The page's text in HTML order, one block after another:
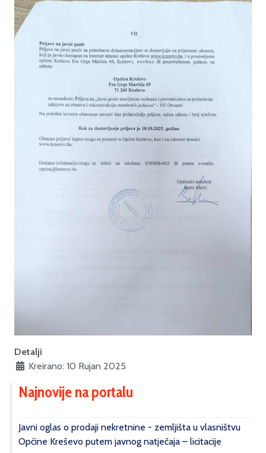
Detalji
Kreirano: 10 Rujan 2025
Najnovije na portalu
Javni oglas o prodaji nekretnine - zemljišta u vlasništvu
Općine Kreševo putem javnog natječaja – licitacije